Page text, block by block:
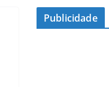
Publicidade